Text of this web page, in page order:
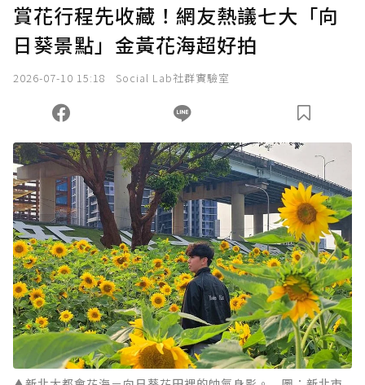
賞花行程先收藏！網友熱議七大「向
日葵景點」金黃花海超好拍
2026-07-10 15:18 Social Lab社群實驗室